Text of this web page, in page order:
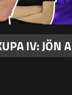
IV: JÖN A